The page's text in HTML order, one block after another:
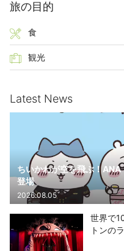
旅の目的
食
観光
Latest News
ちいかわが空を飛ぶ！
登場
2026.08.05
世界で
トンの